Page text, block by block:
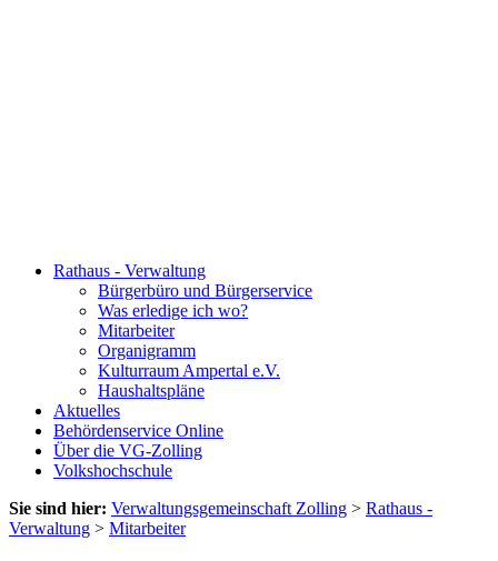
Rathaus - Verwaltung
Bürgerbüro und Bürgerservice
Was erledige ich wo?
Mitarbeiter
Organigramm
Kulturraum Ampertal e.V.
Haushaltspläne
Aktuelles
Behördenservice Online
Über die VG-Zolling
Volkshochschule
Sie sind hier: Verwaltungsgemeinschaft Zolling > Rathaus -
Verwaltung > Mitarbeiter